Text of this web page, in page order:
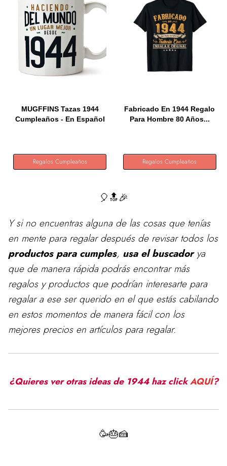
MUGFFINS Tazas 1944
Cumpleaños - En Español
Regalos Cumpleaños
Fabricado En 1944 Regalo
Para Hombre 80 Años...
Regalos Cumpleaños
🎈🔝🎉
Y si no encuentras alguna de las cosas que tenías
en mente para regalardespués de revisar todos los
productos para cumples, usa el buscadorya
que de manera rápida podrás encontrar más
regalos y productos que podrían interesarte para
regalar a ese ser querido en el que estás cabilando
en estos momentos de manera fácil con los
mejores precios en artículos para regalar.
¿Quieres ver otras ideas de 1944 haz clickAQUÍ?
🥳🎂🍰